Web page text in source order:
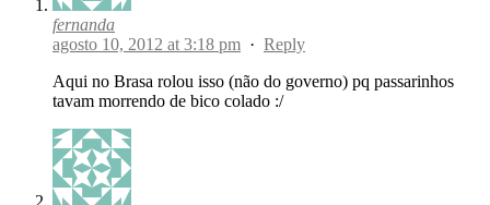
fernanda
agosto 10, 2012 at 3:18 pm · Reply
Aqui no Brasa rolou isso (não do governo) pq passarinhos
tavam morrendo de bico colado :/